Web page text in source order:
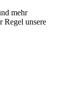
mehr
Regel unsere